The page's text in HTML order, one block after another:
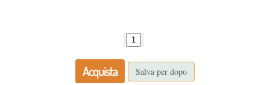
Acquista Salva per dopo